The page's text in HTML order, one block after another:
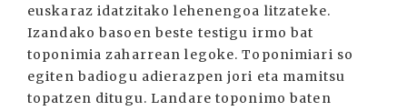
euskaraz idatzitako lehenengoa litzateke.
Izandako basoen beste testigu irmo bat
toponimia zaharrean legoke. Toponimiari so
egiten badiogu adierazpen jori eta mamitsu
topatzen ditugu. Landare toponimo baten